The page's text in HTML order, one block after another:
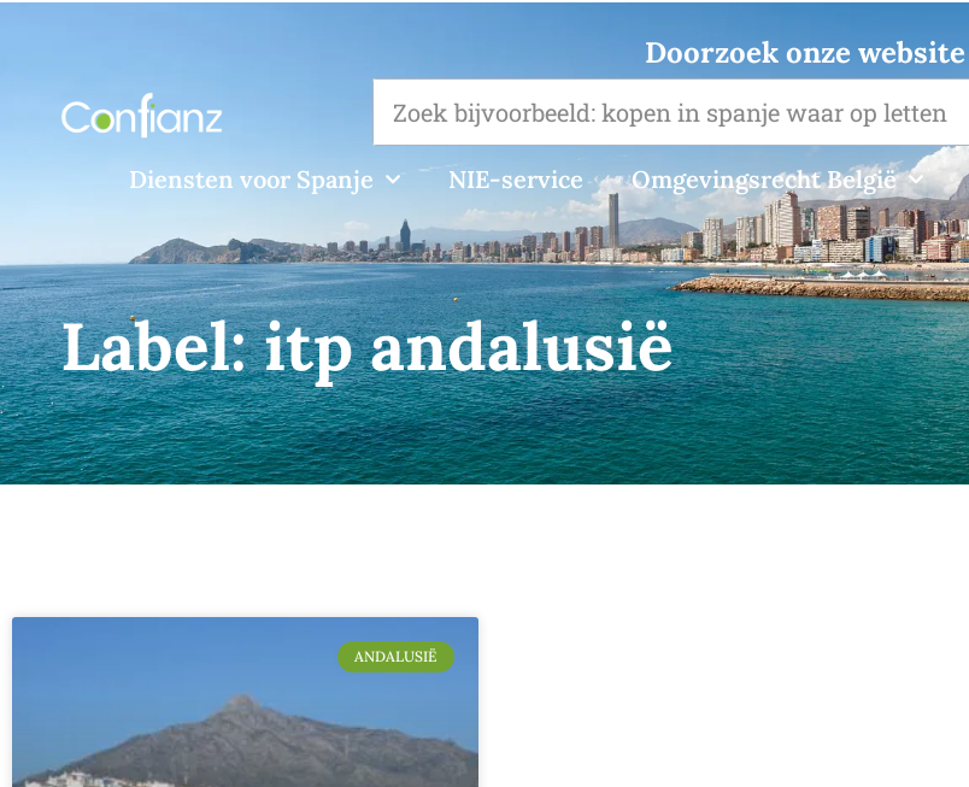
Doorzoek onze website
Diensten voor Spanje NIE-service Omgevingsrecht België
Label:itp andalusië
ANDALUSIË